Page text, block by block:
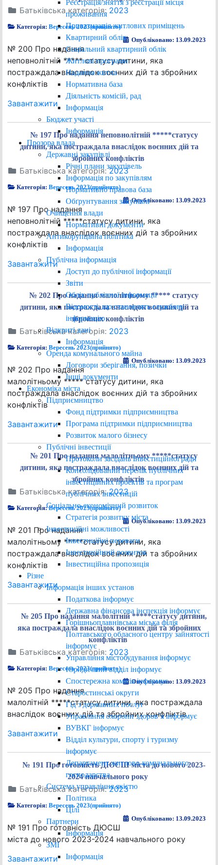
Реєстрація/зняття з реєстрації місця
проживання
Приватизація житлових приміщень
Квартирний облік
Соціальний квартирний облік
Житлові програми
Надання житла
Нормативна база
Діяльність комісій, рад
Інформація
Бюджет участі
Інформація
Прозора влада
Державні закупівлі
Річні плани закупівель
Інформація по закупівлям
Нормативно правова база
Обґрунтування закупівлі
Очищення влади
Нормативні документи
Антикорупційна політика
Інформація
Публічна інформація
Доступ до публічної інформації
Звіти
Облік публічної інформації
Відомості, що становлять службову
інформацію
Відкриті дані
Інформація
Оренда комунального майна
Договори зберігання, позички
Інші документи
Економіка міста
Підприємництво
Фонд підтримки підприємництва
Програма підтримки підприємництва
Розвиток малого бізнесу
Публічні інвестиції
Протоколи засідань Інвестиційної ради
Консолідований перелік публічних
інвестиційних проектів та програм
публічних інвестицій
Соціально-економічний розвиток
Стратегія розвитку міста
Інвестиційні можливості
Інвестиційні переваги
Інвестиційний розвиток
Інвестиційна пропозиція
Різне
Інформація інших установ
Податкова інформує
Державна фінансова інспекція інформує
Горішньоплавнівська міська філія
Полтавського обласного центру зайнятості
інформує
Управління містобудування інформує
Юридичний відділ інформує
Спостережна комісія інформує
Старостинські округи
Гід з державних послуг
Управління охорони здоров`я інформує
ВУВКГ інформує
Відділ культури, спорту і туризму
інформує
Департамент житлово-комунального
господарства
Система управління якістю
Політика
Цілі
Партнери
Інформація
ЗМІ
Інформація
Батьківська категорія: 2023
Категорія:Вересень 2023(прийнято)
Опубліковано: 13.09.2023
№ 200 Про надання
неповнолітній ***** статусу дитини, яка
постраждала внаслідок воєнних дій та збройних
конфліктів
Завантажити
№ 197 Про надання неповнолітній *****статусу
дитини, яка постраждала внаслідок воєнних дій та
збройних конфліктів
Батьківська категорія:2023
Категорія:Вересень 2023(прийнято)
Опубліковано: 13.09.2023
№ 197 Про надання
неповнолітній *****статусу дитини, яка
постраждала внаслідок воєнних дій та збройних
конфліктів
Завантажити
№ 202 Про надання малолітньому ***** статусу
дитини, яка постраждала внаслідок воєнних дій та
збройних конфліктів
Батьківська категорія: 2023
Категорія:Вересень 2023(прийнято)
Опубліковано: 13.09.2023
№ 202 Про надання
малолітньому ***** статусу дитини, яка
постраждала внаслідок воєнних дій та збройних
конфліктів
Завантажити
№ 201 Про надання малолітньому *****статусу
дитини, яка постраждала внаслідок воєнних дій та
збройних конфліктів
Батьківська категорія:2023
Категорія:Вересень 2023(прийнято)
Опубліковано: 13.09.2023
№ 201 Про надання
малолітньому *****статусу дитини, яка
постраждала внаслідок воєнних дій та збройних
конфліктів
Завантажити
№ 205 Про надання малолітній *****статусу дитини,
яка постраждала внаслідок воєнних дій та збройних
конфліктів
Батьківська категорія: 2023
Категорія:Вересень 2023(прийнято)
Опубліковано: 13.09.2023
№ 205 Про надання
малолітній *****статусу дитини, яка постраждала
внаслідок воєнних дій та збройних конфліктів
Завантажити
№ 191 Про готовність ДЮСШ міста до нового 2023-
2024 навчального року
Батьківська категорія:2023
Категорія:Вересень 2023(прийнято)
Опубліковано: 13.09.2023
№ 191 Про готовність ДЮСШ
міста до нового 2023-2024 навчального року
Завантажити